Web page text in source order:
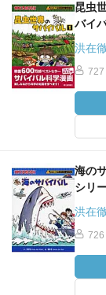
昆虫
バイ
洪在
727
海の
シリ
洪在
726